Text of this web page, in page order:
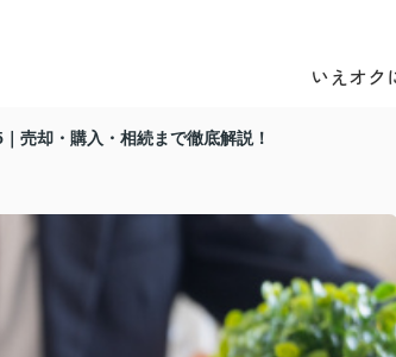
いえオク
売却・購入・相続まで徹底解説！